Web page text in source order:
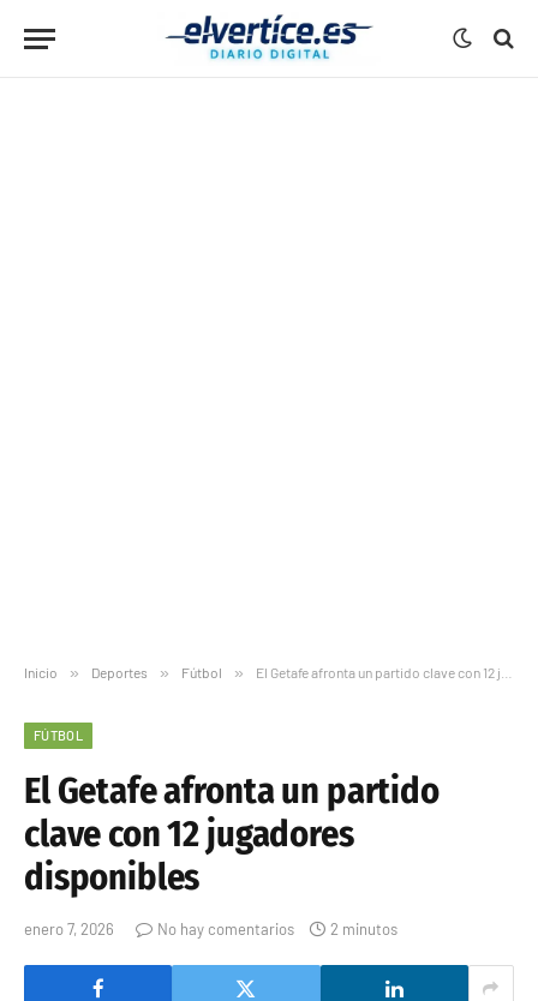
Inicio » Deportes » Fútbol » El Getafe afronta un partido clave con 12 jugadores disponibles
FÚTBOL
El Getafe afronta un partido
clave con 12 jugadores
disponibles
enero 7, 2026 No hay comentarios 2 minutos